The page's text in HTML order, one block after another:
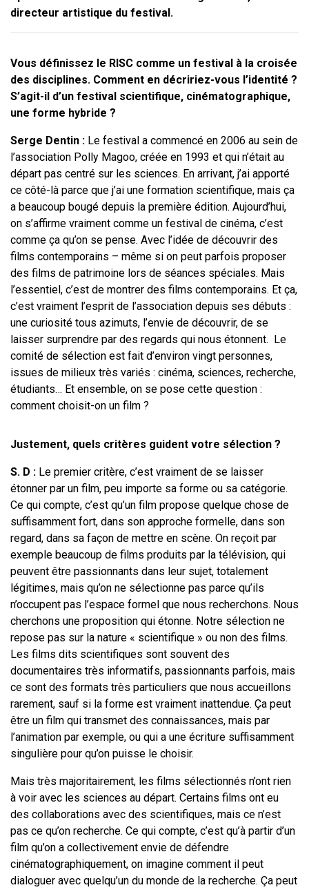
directeur artistique du festival.
Vous définissez le RISC comme un festival à la croisée
des disciplines. Comment en décririez-vous l’identité ?
S’agit-il d’un festival scientifique, cinématographique,
une forme hybride ?
Serge Dentin : Le festival a commencé en 2006 au sein de
l’association Polly Magoo, créée en 1993 et qui n’était au
départ pas centré sur les sciences. En arrivant, j’ai apporté
ce côté-là parce que j’ai une formation scientifique, mais ça
a beaucoup bougé depuis la première édition. Aujourd’hui,
on s’affirme vraiment comme un festival de cinéma, c’est
comme ça qu’on se pense. Avec l’idée de découvrir des
films contemporains – même si on peut parfois proposer
des films de patrimoine lors de séances spéciales. Mais
l’essentiel, c’est de montrer des films contemporains. Et ça,
c’est vraiment l’esprit de l’association depuis ses débuts :
une curiosité tous azimuts, l’envie de découvrir, de se
laisser surprendre par des regards qui nous étonnent. Le
comité de sélection est fait d’environ vingt personnes,
issues de milieux très variés : cinéma, sciences, recherche,
étudiants… Et ensemble, on se pose cette question :
comment choisit-on un film ?
Justement, quels critères guident votre sélection ?
S. D : Le premier critère, c’est vraiment de se laisser
étonner par un film, peu importe sa forme ou sa catégorie.
Ce qui compte, c’est qu’un film propose quelque chose de
suffisamment fort, dans son approche formelle, dans son
regard, dans sa façon de mettre en scène. On reçoit par
exemple beaucoup de films produits par la télévision, qui
peuvent être passionnants dans leur sujet, totalement
légitimes, mais qu’on ne sélectionne pas parce qu’ils
n’occupent pas l’espace formel que nous recherchons. Nous
cherchons une proposition qui étonne. Notre sélection ne
repose pas sur la nature « scientifique » ou non des films.
Les films dits scientifiques sont souvent des
documentaires très informatifs, passionnants parfois, mais
ce sont des formats très particuliers que nous accueillons
rarement, sauf si la forme est vraiment inattendue. Ça peut
être un film qui transmet des connaissances, mais par
l’animation par exemple, ou qui a une écriture suffisamment
singulière pour qu’on puisse le choisir.
Mais très majoritairement, les films sélectionnés n’ont rien
à voir avec les sciences au départ. Certains films ont eu
des collaborations avec des scientifiques, mais ce n’est
pas ce qu’on recherche. Ce qui compte, c’est qu’à partir d’un
film qu’on a collectivement envie de défendre
cinématographiquement, on imagine comment il peut
dialoguer avec quelqu’un du monde de la recherche. Ça peut